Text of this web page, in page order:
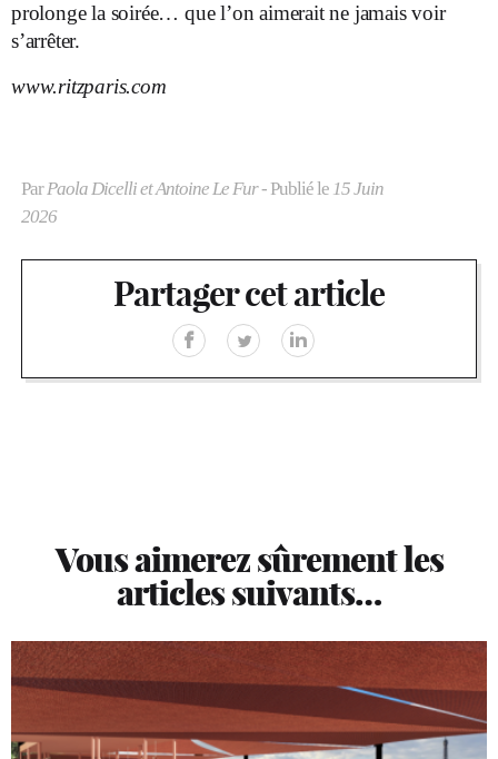
prolonge la soirée… que l’on aimerait ne jamais voir
s’arrêter.
www.ritzparis.com
ParPaola Dicelli et Antoine Le Fur- Publié le 15 Juin
2026
Partager cet article
Vous aimerez sûrement les
articles suivants…